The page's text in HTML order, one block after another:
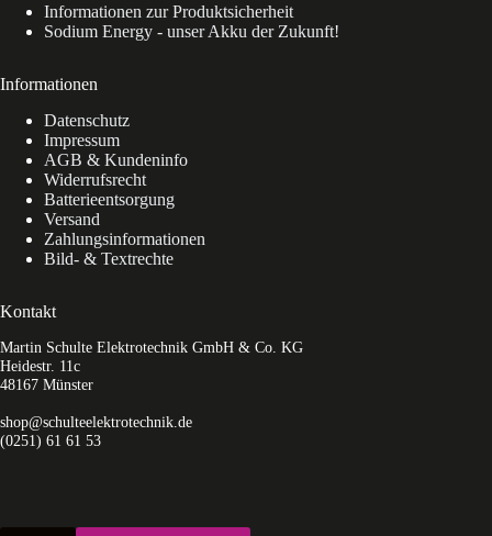
Informationen zur Produktsicherheit
Sodium Energy - unser Akku der Zukunft!
Informationen
Datenschutz
Impressum
AGB & Kundeninfo
Widerrufsrecht
Batterieentsorgung
Versand
Zahlungsinformationen
Bild- & Textrechte
Kontakt
Martin Schulte Elektrotechnik GmbH & Co. KG
Heidestr. 11c
48167 Münster
shop@schulteelektrotechnik.de
(0251) 61 61 53